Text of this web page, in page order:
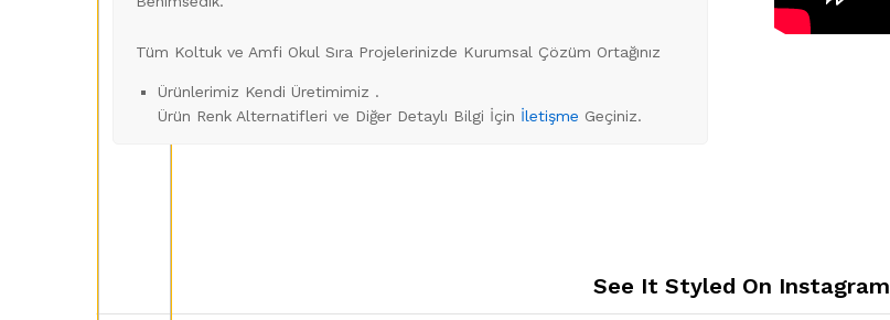
Tüm Koltuk ve Amfi Okul Sıra Projelerinizde Kurumsal Çözüm Ortağınız
Ürünlerimiz Kendi Üretimimiz .
Ürün Renk Alternatifleri ve Diğer Detaylı Bilgi İçin İletişme Geçiniz.
See It Styled On Instagram